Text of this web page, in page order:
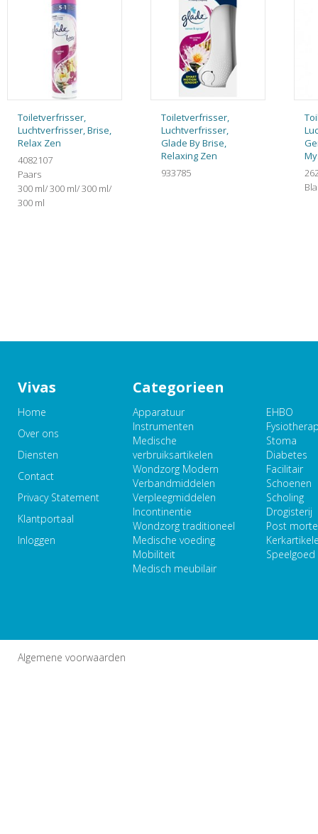
Toiletverfrisser,
Luchtverfrisser, Brise,
Relax Zen
4082107
Paars
300 ml/ 300 ml/ 300 ml/
300 ml
Toiletverfrisser,
Luchtverfrisser,
Glade By Brise,
Relaxing Zen
933785
Vivas
Home
Over ons
Diensten
Contact
Privacy Statement
Klantportaal
Inloggen
Categorieen
Apparatuur
Instrumenten
Medische
verbruiksartikelen
Wondzorg Modern
Verbandmiddelen
Verpleegmiddelen
Incontinentie
Wondzorg traditioneel
Medische voeding
Mobiliteit
Medisch meubilair
EHBO
Stoma
Diabetes
Facilitair
Schoenen
Scholing
Drogisterij
Post
Speelgoed
Algemene voorwaarden